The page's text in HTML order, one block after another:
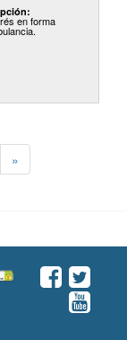
en forma
»